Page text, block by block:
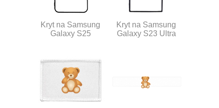
Kryt na Samsung
Galaxy S25
Kryt na Samsung
Galaxy S23 Ultra